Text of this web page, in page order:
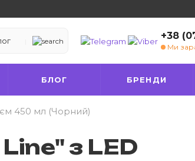
+38
Ми
БЛОГ БРЕНДИ
450 мл (Чорний)
з LED